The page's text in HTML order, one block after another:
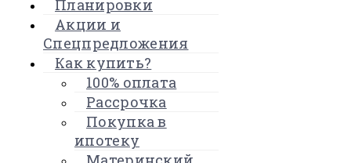
Планировки
Акции и
Спецпредложения
Как купить?
100% оплата
Рассрочка
Покупка в
ипотеку